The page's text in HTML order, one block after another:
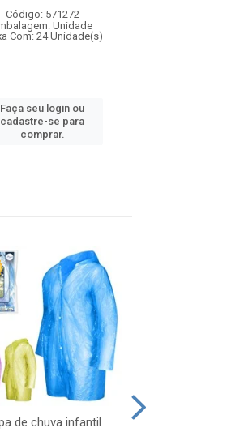
Código: 571272
Unidade
Com: 24 Unidade(s)
Faça seu login ou
cadastre-se para
comprar.
de chuva infantil